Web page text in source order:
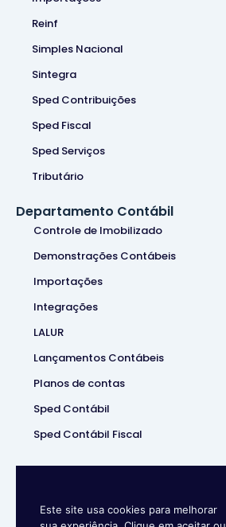
Reinf
Simples Nacional
Sintegra
Sped Contribuições
Sped Fiscal
Sped Serviços
Tributário
Departamento Contábil
Controle de Imobilizado
Demonstrações Contábeis
Importações
Integrações
LALUR
Lançamentos Contábeis
Planos de contas
Sped Contábil
Sped Contábil Fiscal
Este site usa cookies para melhorar